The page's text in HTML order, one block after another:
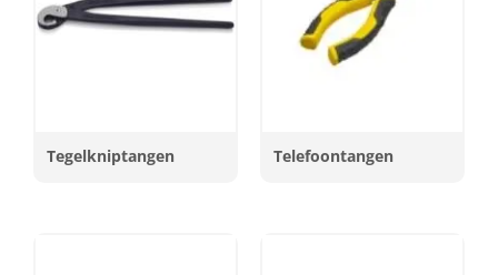
Tegelkniptangen Telefoontangen